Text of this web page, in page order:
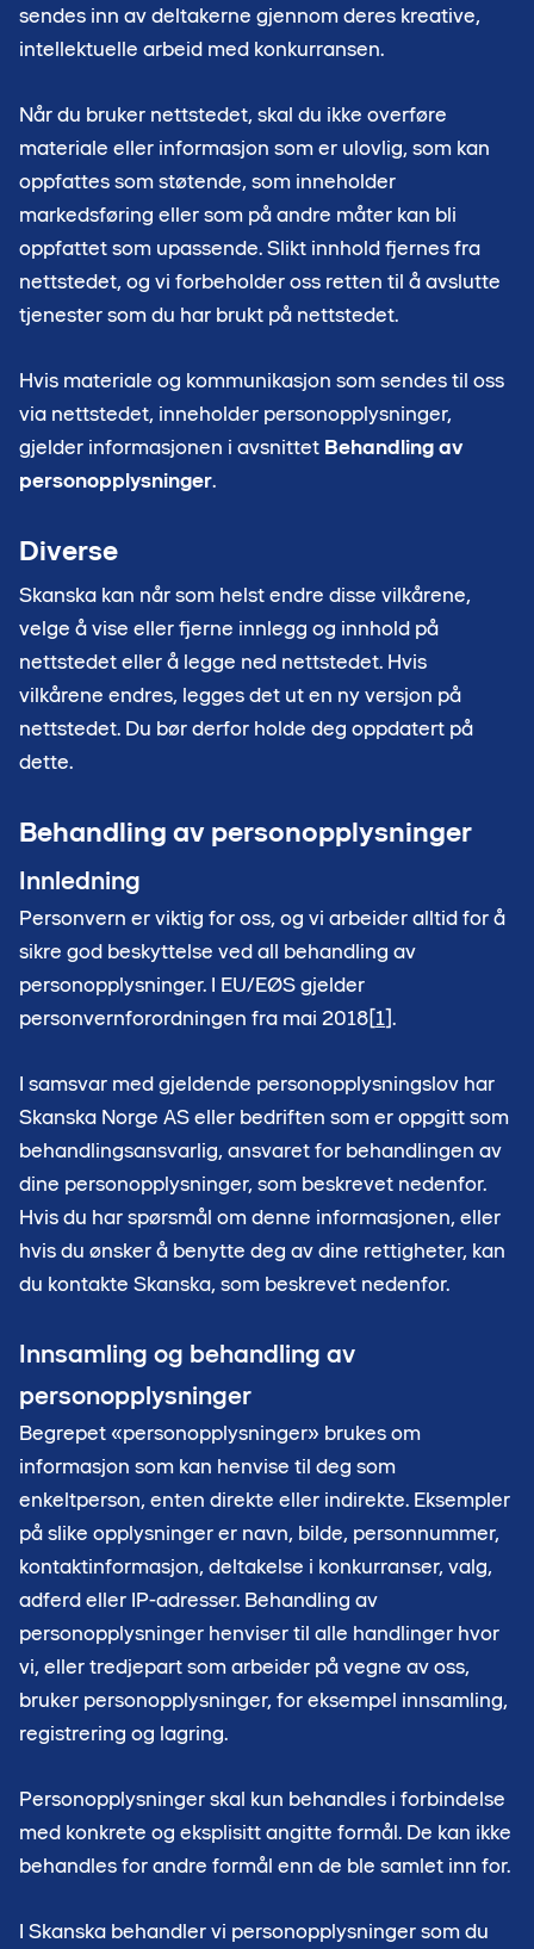
sendes inn av deltakerne gjennom deres kreative,
intellektuelle arbeid med konkurransen.
Når du bruker nettstedet, skal du ikke overføre
materiale eller informasjon som er ulovlig, som kan
oppfattes som støtende, som inneholder
markedsføring eller som på andre måter kan bli
oppfattet som upassende. Slikt innhold fjernes fra
nettstedet, og vi forbeholder oss retten til å avslutte
tjenester som du har brukt på nettstedet.
Hvis materiale og kommunikasjon som sendes til oss
via nettstedet, inneholder personopplysninger,
gjelder informasjonen i avsnittet Behandling av
personopplysninger.
Diverse
Skanska kan når som helst endre disse vilkårene,
velge å vise eller fjerne innlegg og innhold på
nettstedet eller å legge ned nettstedet. Hvis
vilkårene endres, legges det ut en ny versjon på
nettstedet. Du bør derfor holde deg oppdatert på
dette.
Behandling av personopplysninger
Innledning
Personvern er viktig for oss, og vi arbeider alltid for å
sikre god beskyttelse ved all behandling av
personopplysninger. I EU/EØS gjelder
personvernforordningen fra mai 2018[1].
I samsvar med gjeldende personopplysningslov har
Skanska Norge AS eller bedriften som er oppgitt som
behandlingsansvarlig, ansvaret for behandlingen av
dine personopplysninger, som beskrevet nedenfor.
Hvis du har spørsmål om denne informasjonen, eller
hvis du ønsker å benytte deg av dine rettigheter, kan
du kontakte Skanska, som beskrevet nedenfor.
Innsamling og behandling av
personopplysninger
Begrepet «personopplysninger» brukes om
informasjon som kan henvise til deg som
enkeltperson, enten direkte eller indirekte. Eksempler
på slike opplysninger er navn, bilde, personnummer,
kontaktinformasjon, deltakelse i konkurranser, valg,
adferd eller IP-adresser. Behandling av
personopplysninger henviser til alle handlinger hvor
vi, eller tredjepart som arbeider på vegne av oss,
bruker personopplysninger, for eksempel innsamling,
registrering og lagring.
Personopplysninger skal kun behandles i forbindelse
med konkrete og eksplisitt angitte formål. De kan ikke
behandles for andre formål enn de ble samlet inn for.
I Skanska behandler vi personopplysninger som du